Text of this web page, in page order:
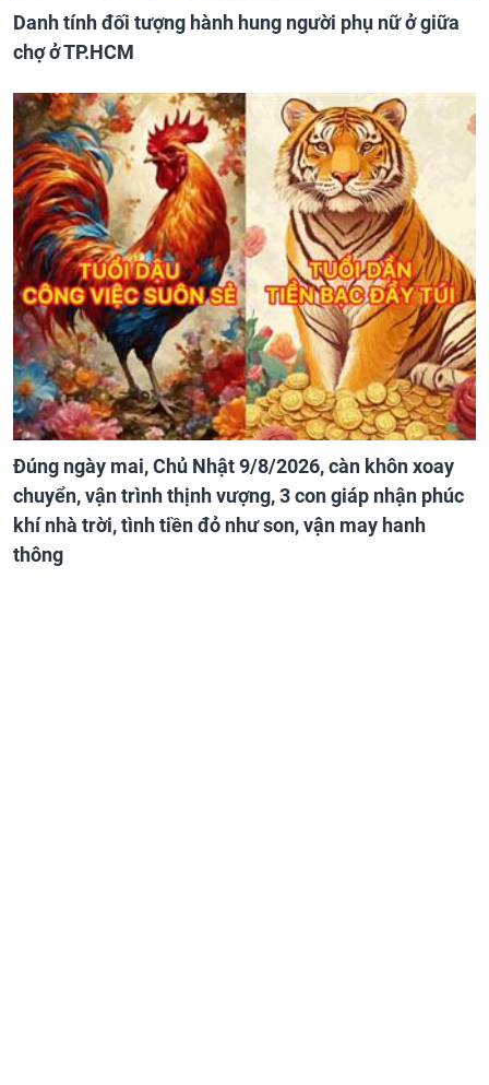
Danh tính đối tượng hành hung người phụ nữ ở giữa
chợ ở TP.HCM
Đúng ngày mai, Chủ Nhật 9/8/2026, càn khôn xoay
chuyển, vận trình thịnh vượng, 3 con giáp nhận phúc
khí nhà trời, tình tiền đỏ như son, vận may hanh
thông